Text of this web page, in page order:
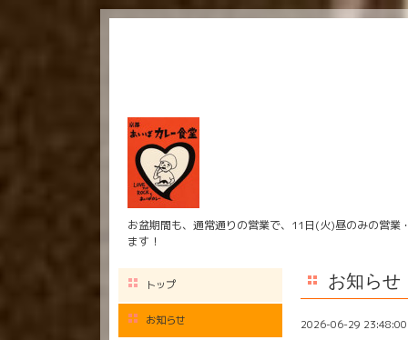
お盆期間も、通常通りの営業で、11日(火)昼のみの営
ます！
お知らせ
2026-06-29 23:48:00
トップ
お知らせ